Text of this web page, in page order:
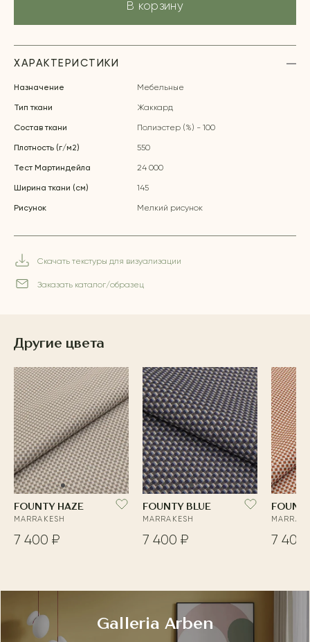
В корзину
ХАРАКТЕРИСТИКИ
Назначение Мебельные
Тип ткани Жаккард
Состав ткани Полиэстер (%) - 100
Плотность (г/м2) 550
Тест Мартиндейла 24 000
Ширина ткани (см) 145
Рисунок Мелкий рисунок
Скачать текстуры для визуализации
Заказать каталог/образец
Другие цвета
FOUNTY HAZE
MARRAKESH
7 400 ₽
FOUNTY BLUE
MARRAKESH
7 400 ₽ 7 400
Galleria Arben